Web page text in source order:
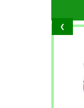
❮